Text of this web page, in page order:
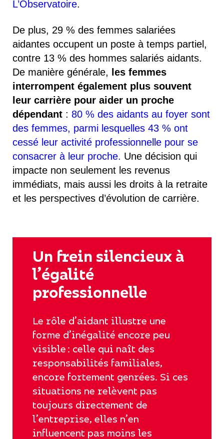
L’Observatoire.
De plus, 29 % des femmes salariées
aidantes occupent un poste à temps partiel,
contre 13 % des hommes salariés aidants.
De manière générale,
les femmes
interrompent également plus souvent
leur carrière pour aider un proche
dépendant : 80 % des aidants au foyer sont
des femmes, parmi lesquelles 43 % ont
cessé leur activité professionnelle pour se
consacrer à leur proche. Une décision qui
impacte non seulement les revenus
immédiats, mais aussi les droits à la retraite
et les perspectives d’évolution de carrière.
Un frein silencieux à
l’égalité
professionnelle
Le rôle d’aidant illustre une
forme d’inégalité encore peu
visible : celle qui naît des
responsabilités familiales,
encore fortement genrées. Si ces
situations ne relèvent pas
toujours directement de
l’entreprise, elles n’en
influencent pas moins les